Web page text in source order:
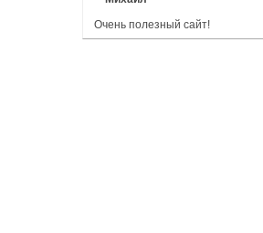
Очень полезный сайт!